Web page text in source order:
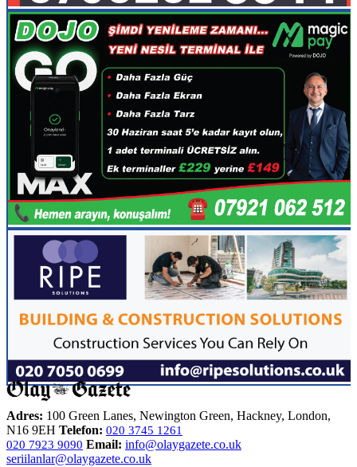
Adres: 100 Green Lanes, Newington Green, Hackney, London,
N16 9EH Telefon: 020 3745 1261
020 7923 9090 Email: info@olaygazete.co.uk
seriilanlar@olaygazete.co.uk